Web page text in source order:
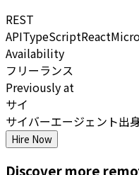
REST
APITypeScriptReact
Availability
フリーランス
Previously at
サイ
サイバーエージェント出
Hire Now
Discover more